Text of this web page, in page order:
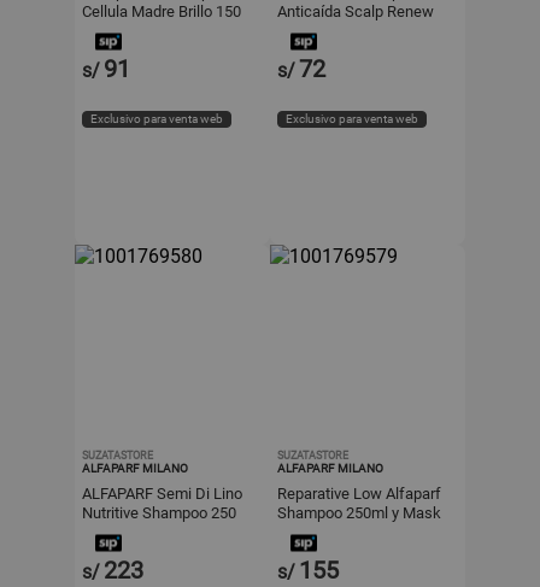
Cellula Madre Brillo 150
ml
s/ 91
Exclusivo para venta web
Anticaída Scalp Renew
Hair Loss 250 ml
s/72
Exclusivo para venta web
SUZATASTORE
ALFAPARF MILANO
ALFAPARF Semi Di Lino
Nutritive Shampoo 250
ml Y Conditioner 200 ml Y
Mask 200 ml
s/ 223
SUZATASTORE
ALFAPARF MILANO
Reparative Low Alfaparf
Shampoo 250ml y Mask
200ml
s/ 155